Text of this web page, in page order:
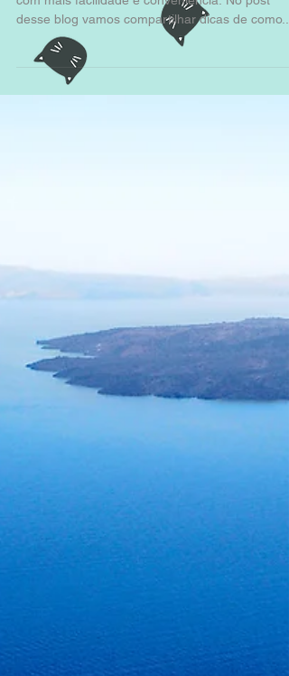
Você pode gerenciar seu blog em qualquer lugar
com mais facilidade e conveniência. No post
desse blog vamos compartilhar dicas de como...